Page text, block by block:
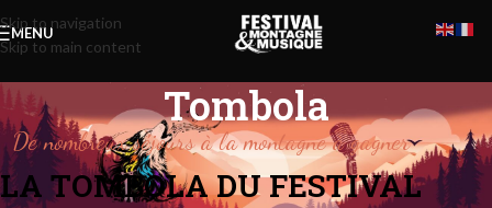
Skip to navigation
Skip to main content
MENU
Tombola
De nombreux séjours à la montagne à gagner
LA TOMBOLA DU FESTIVAL